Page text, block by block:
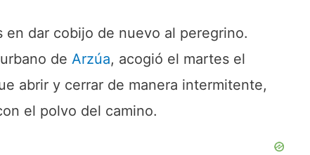
en dar cobijo de nuevo al peregrino.
de Arzúa, acogió el martes el
abrir y cerrar de manera intermitente,
el polvo del camino.